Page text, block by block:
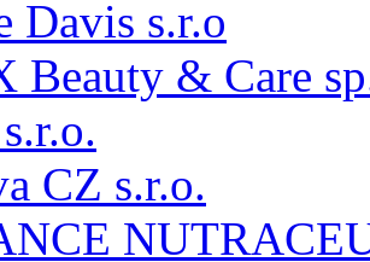
Davis s.r.o
Beauty & Care
CZ s.r.o.